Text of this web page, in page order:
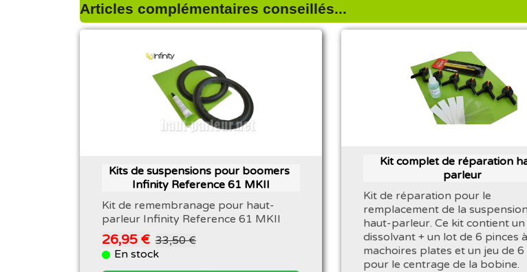
Articles complémentaires conseillés...
Kits de suspensions pour boomers ​
Infinity Reference 61 MKII
Kit de remembranage pour haut-
parleur Infinity Reference 61 MKII
26,95 € 33,50 €
En stock
Kit complet de réparation
parleur
Kit de réparation pour le
remplacement de la
haut-parleur. Ce kit contient un
dissolvant + un lot de 6 pinces à
machoires plates et un jeu de 6
pour le centrage de la bobine.